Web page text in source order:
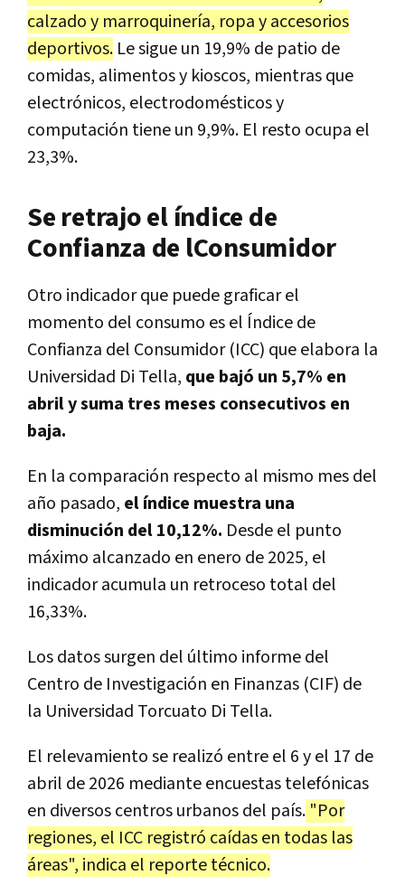
calzado y marroquinería, ropa y accesorios
deportivos. Le sigue un 19,9% de patio de
comidas, alimentos y kioscos, mientras que
electrónicos, electrodomésticos y
computación tiene un 9,9%. El resto ocupa el
23,3%.
Se retrajo el índice de
Confianza de lConsumidor
Otro indicador que puede graficar el
momento del consumo es el Índice de
Confianza del Consumidor (ICC) que elabora la
Universidad Di Tella, que bajó un 5,7% en
abril y suma tres meses consecutivos en
baja.
En la comparación respecto al mismo mes del
año pasado, el índice muestra una
disminución del 10,12%. Desde el punto
máximo alcanzado en enero de 2025, el
indicador acumula un retroceso total del
16,33%.
Los datos surgen del último informe del
Centro de Investigación en Finanzas (CIF) de
la Universidad Torcuato Di Tella.
El relevamiento se realizó entre el 6 y el 17 de
abril de 2026 mediante encuestas telefónicas
en diversos centros urbanos del país. "Por
regiones, el ICC registró caídas en todas las
áreas", indica el reporte técnico.